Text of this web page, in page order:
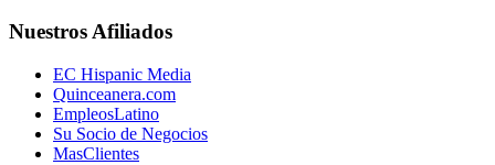
Nuestros Afiliados
EC Hispanic Media
Quinceanera.com
EmpleosLatino
Su Socio de Negocios
MasClientes